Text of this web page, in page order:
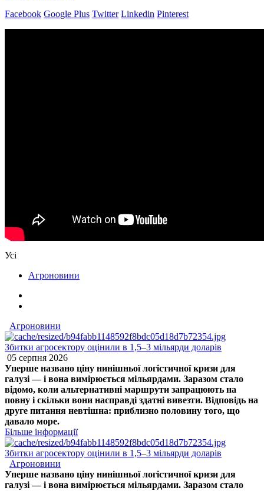
Facebook Google Plus Twitter Linkedin Pinterest
Усі
Агроновини
Агроновини
Збитки агросектору оцінили в 1,5–3 мільярди доларів
05 серпня 2026
Уперше названо ціну нинішньої логістичної кризи для
галузі — і вона вимірюється мільярдами. Заразом стало
відомо, коли альтернативні маршрути запрацюють на
повну і скільки вони насправді здатні вивезти. Відповідь на
друге питання невтішна: приблизно половину того, що
давало море.
Більше інформації
Збитки агросектору оцінили в 1,5–3 мільярди доларів
Агроновини
Уперше названо ціну нинішньої логістичної кризи для
галузі — і вона вимірюється мільярдами. Заразом стало